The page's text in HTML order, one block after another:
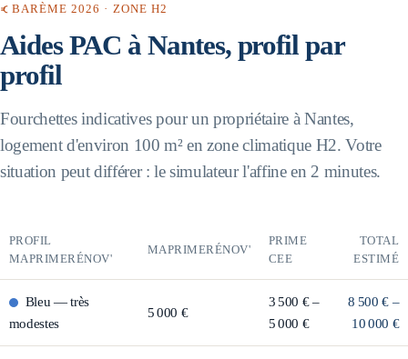
BARÈME 2026 · ZONE H2
Aides PAC àNantes, profil par
profil
Fourchettes indicatives pour un propriétaire àNantes,
logement d'environ 100 m² en zone climatique H2. Votre
situation peut différer : le simulateur l'affine en 2 minutes.
PROFIL
MAPRIMERÉNOV'
MAPRIMERÉNOV'
PRIME
CEE
TOTAL
ESTIMÉ
Bleu —très
modestes
5 000 €
3 500 € –
5 000 €
8 500 € –
10 000 €